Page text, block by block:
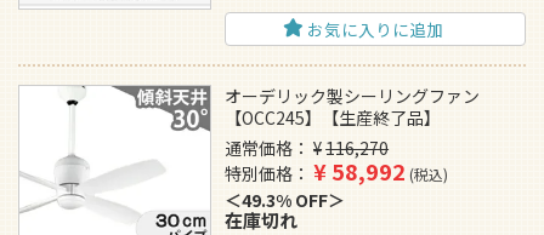
お気に入りに追加
オーデリック製シーリングファン
【OCC245】【生産終了品】
通常価格
¥116,270
特別価格
¥58,992 税込
49.3% OFF
在庫切れ